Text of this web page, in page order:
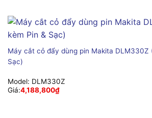
Máy cắt cỏ đẩy dùng pin Makita DLM330Z
Sạc)
Model: DLM330Z
Giá:4,188,800₫